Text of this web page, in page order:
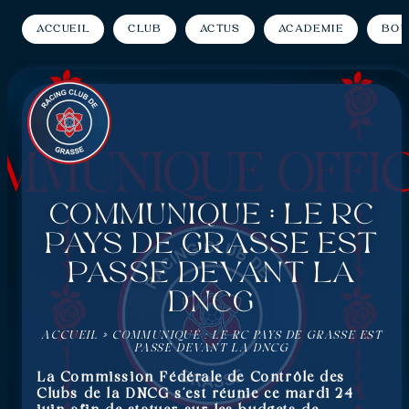
Accueil Club Actus Académie
Communiqué : Le RC
Pays de Grasse est
passé devant la
DNCG
ACCUEIL » COMMUNIQUÉ : LE RC PAYS DE GRASSE EST
PASSÉ DEVANT LA DNCG
La Commission Fédérale de Contrôle des
Clubs de la DNCG s’est réunie ce mardi 24